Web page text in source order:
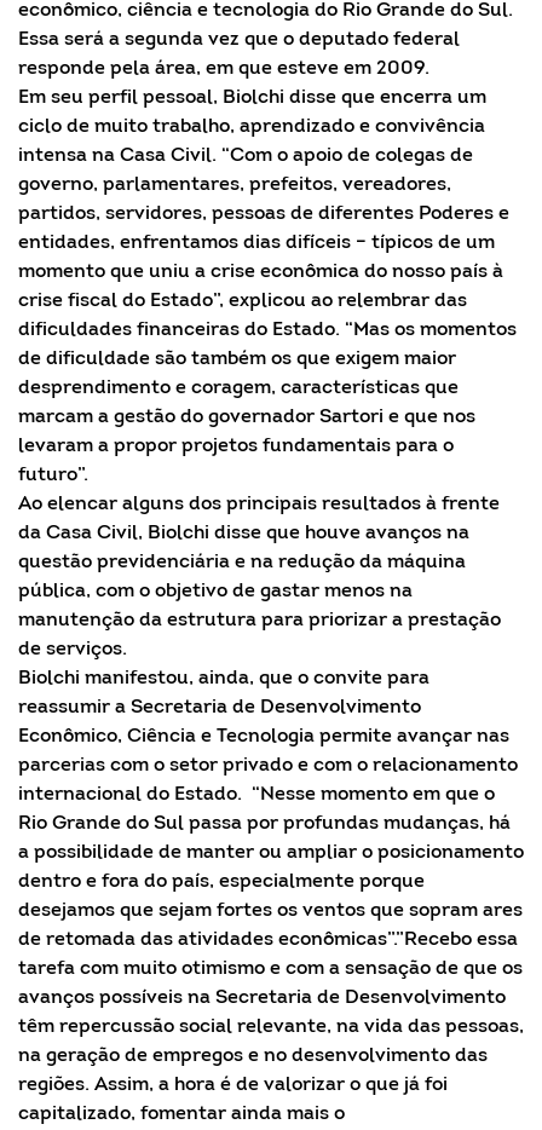
econômico, ciência e tecnologia do Rio Grande do Sul.
Essa será a segunda vez que o deputado federal
responde pela área, em que esteve em 2009.
Em seu perfil pessoal, Biolchi disse que encerra um
ciclo de muito trabalho, aprendizado e convivência
intensa na Casa Civil. “Com o apoio de colegas de
governo, parlamentares, prefeitos, vereadores,
partidos, servidores, pessoas de diferentes Poderes e
entidades, enfrentamos dias difíceis – típicos de um
momento que uniu a crise econômica do nosso país à
crise fiscal do Estado”, explicou ao relembrar das
dificuldades financeiras do Estado. “Mas os momentos
de dificuldade são também os que exigem maior
desprendimento e coragem, características que
marcam a gestão do governador Sartori e que nos
levaram a propor projetos fundamentais para o
futuro”.
Ao elencar alguns dos principais resultados à frente
da Casa Civil, Biolchi disse que houve avanços na
questão previdenciária e na redução da máquina
pública, com o objetivo de gastar menos na
manutenção da estrutura para priorizar a prestação
de serviços.
Biolchi manifestou, ainda, que o convite para
reassumir a Secretaria de Desenvolvimento
Econômico, Ciência e Tecnologia permite avançar nas
parcerias com o setor privado e com o relacionamento
internacional do Estado. “Nesse momento em que o
Rio Grande do Sul passa por profundas mudanças, há
a possibilidade de manter ou ampliar o posicionamento
dentro e fora do país, especialmente porque
desejamos que sejam fortes os ventos que sopram ares
de retomada das atividades econômicas”.”Recebo essa
tarefa com muito otimismo e com a sensação de que os
avanços possíveis na Secretaria de Desenvolvimento
têm repercussão social relevante, na vida das pessoas,
na geração de empregos e no desenvolvimento das
regiões. Assim, a hora é de valorizar o que já foi
capitalizado, fomentar ainda mais o